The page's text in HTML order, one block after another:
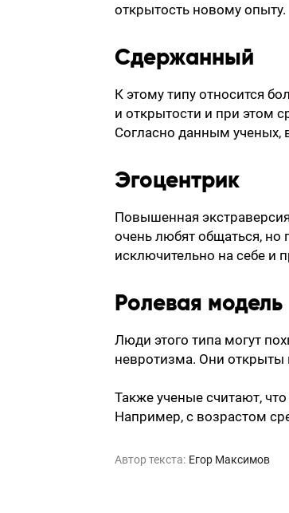
открытость новому опыту.
Сдержанный
К этому типу относится
и открытости и при этом
Согласно данным ученых,
Эгоцентрик
Повышенная
очень любят общаться,
исключительно на себе и
Ролевая модель
Люди этого типа могут
невротизма. Они открыты
Также ученые считают,
Например, с возрастом
Автор текста: Егор Максимов